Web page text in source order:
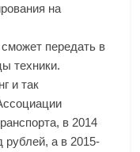
на
передать в
техники.
и так
в 2014
рублей, а в 2015-